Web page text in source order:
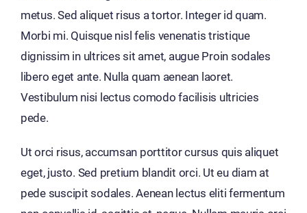
metus. Sed aliquet risus a tortor. Integer id quam.
Morbi mi. Quisque nisl felis venenatis tristique
dignissim in ultrices sit amet, augue Proin sodales
libero eget ante. Nulla quam aenean laoret.
Vestibulum nisi lectus comodo facilisis ultricies
pede.
Ut orci risus, accumsan porttitor cursus quis aliquet
eget, justo. Sed pretium blandit orci. Ut eu diam at
pede suscipit sodales. Aenean lectus eliti fermentum